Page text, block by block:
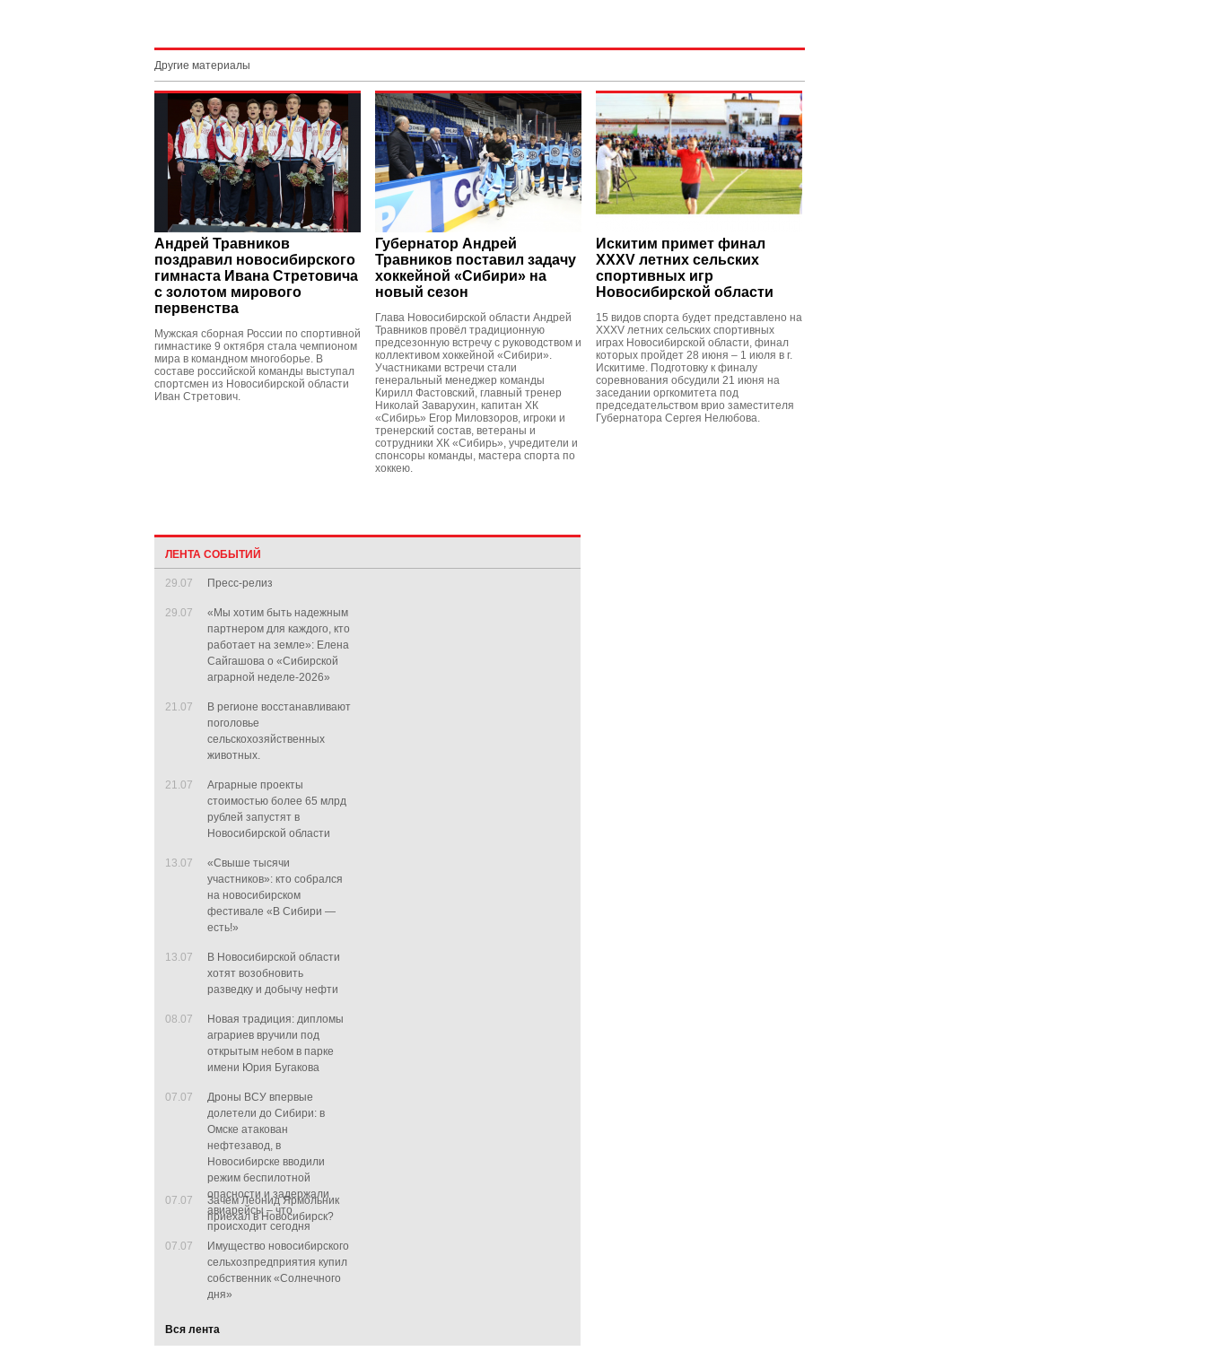
Другие материалы
Андрей Травников
поздравил новосибирского
гимнаста Ивана Стретовича
с золотом мирового
первенства
Мужская сборная России по спортивной
гимнастике 9 октября стала чемпионом
мира в командном многоборье. В
составе российской команды выступал
спортсмен из Новосибирской области
Иван Стретович.
Губернатор Андрей
Травников поставил задачу
хоккейной «Сибири» на
новый сезон
Глава Новосибирской области Андрей
Травников провёл традиционную
предсезонную встречу с руководством и
коллективом хоккейной «Сибири».
Участниками встречи стали
генеральный менеджер команды
Кирилл Фастовский, главный тренер
Николай Заварухин, капитан ХК
«Сибирь» Егор Миловзоров, игроки и
тренерский состав, ветераны и
сотрудники ХК «Сибирь», учредители и
спонсоры команды, мастера спорта по
хоккею.
Искитим примет финал
XXXV летних сельских
спортивных игр
Новосибирской области
15 видов спорта будет представлено на
XXXV летних сельских спортивных
играх Новосибирской области, финал
которых пройдет 28 июня – 1 июля в г.
Искитиме. Подготовку к финалу
соревнования обсудили 21 июня на
заседании оргкомитета под
председательством врио заместителя
Губернатора Сергея Нелюбова.
ЛЕНТА СОБЫТИЙ
29.07 Пресс-релиз
29.07
«Мы хотим быть надежным
партнером для каждого, кто
работает на земле»: Елена
Сайгашова о «Сибирской
аграрной неделе-2026»
21.07
В регионе восстанавливают
поголовье
сельскохозяйственных
животных.
21.07
Аграрные проекты
стоимостью более 65 млрд
рублей запустят в
Новосибирской области
13.07
«Свыше тысячи
участников»: кто собрался
на новосибирском
фестивале «В Сибири —
есть!»
13.07
В Новосибирской области
хотят возобновить
разведку и добычу нефти
08.07
Новая традиция: дипломы
аграриев вручили под
открытым небом в парке
имени Юрия Бугакова
07.07
Дроны ВСУ впервые
долетели до Сибири: в
Омске атакован
нефтезавод, в
Новосибирске вводили
режим беспилотной
опасности и задержали
авиарейсы – что
происходит сегодня
07.07
Зачем Леонид Ярмольник
приехал в Новосибирск?
07.07
Имущество новосибирского
сельхозпредприятия купил
собственник «Солнечного
дня»
Вся лента